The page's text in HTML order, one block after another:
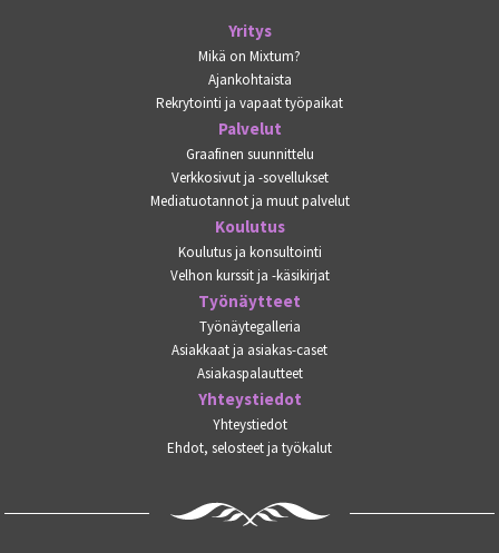
Yritys
Mikä on Mixtum?
Ajankohtaista
Rekrytointi ja vapaat työpaikat
Palvelut
Graafinen suunnittelu
Verkkosivut ja -sovellukset
Mediatuotannot ja muut palvelut
Koulutus
Koulutus ja konsultointi
Velhon kurssit ja -käsikirjat
Työnäytteet
Työnäytegalleria
Asiakkaat ja asiakas-caset
Asiakaspalautteet
Yhteystiedot
Yhteystiedot
Ehdot, selosteet ja työkalut